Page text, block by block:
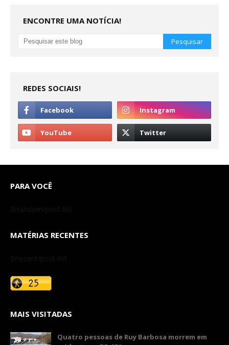
ENCONTRE UMA NOTÍCIA!
REDES SOCIAIS!
PARA VOCÊ
3/random/post-list
MATÉRIAS RECENTES
3/recent/post-list
MAIS VISITADAS
Quatro pessoas de Ruy Barbosa morrem em